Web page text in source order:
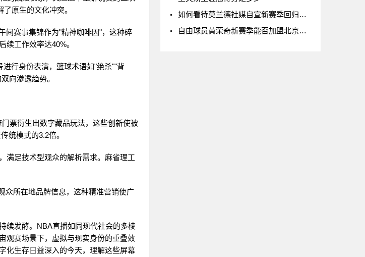
原生的文化冲突。
间赛事集锦作为"精神咖啡因"，这种碎
工作效率达40%。
行身份表演，篮球术语如"绝杀""背
向渗透趋势。
票衍生出数字藏品玩法，这些创新使被
统模式的3.2倍。
满足技术型观众的解析需求。麻省理工
众所在地品牌信息，这种精准营销使广
续发酵。NBA直播如同现代社会的多棱
观赛场景下，虚拟与现实身份的重叠效
化生存日益深入的今天，理解这些屏幕
如何看待莫兰德社媒自宣新赛季回归辽宁男篮
自由球员黄荣奇新赛季能否加盟北京男篮?